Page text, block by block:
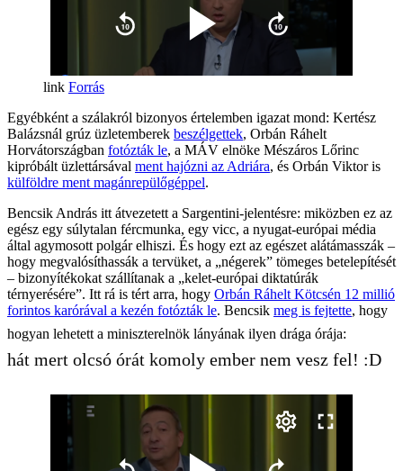
Forrás
Egyébként a szálakról bizonyos értelemben igazat mond: Kertész
Balázsnál grúz üzletemberek beszélgettek, Orbán Ráhelt
Horvátországban fotózták le, a MÁV elnöke Mészáros Lőrinc
kipróbált üzlettársával ment hajózni az Adriára, és Orbán Viktor is
külföldre ment magánrepülőgéppel.
Bencsik András itt átvezetett a Sargentini-jelentésre: miközben ez az
egész egy súlytalan fércmunka, egy vicc, a nyugat-európai média
által agymosott polgár elhiszi. És hogy ezt az egészet alátámasszák –
hogy megvalósíthassák a tervüket, a „négerek” tömeges betelepítését
– bizonyítékokat szállítanak a „kelet-európai diktatúrák
térnyerésére”. Itt rá is tért arra, hogy Orbán Ráhelt Kötcsén 12 millió
forintos karórával a kezén fotózták le. Bencsik meg is fejtette, hogy
hogyan lehetett a miniszterelnök lányának ilyen drága órája:
hát mert olcsó órát komoly ember nem vesz fel! :D